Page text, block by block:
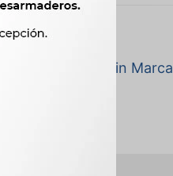
de la marca Sin Marca